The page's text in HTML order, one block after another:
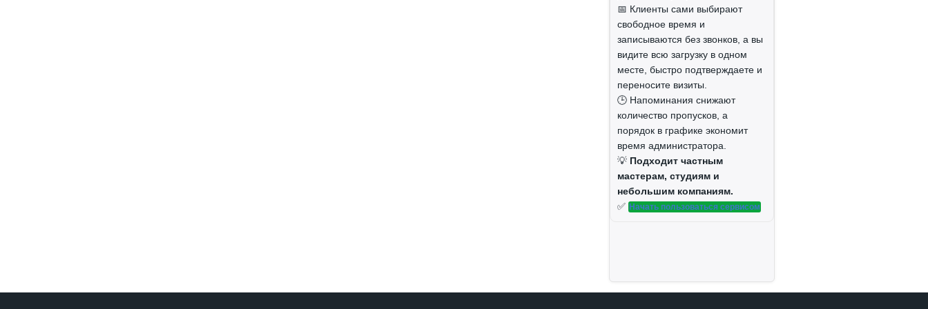
📅 Клиенты сами выбирают
свободное время и
записываются без звонков, а вы
видите всю загрузку в одном
месте, быстро подтверждаете и
переносите визиты.
🕒 Напоминания снижают
количество пропусков, а
порядок в графике экономит
время администратора.
💡 Подходит частным
мастерам, студиям и
небольшим компаниям.
✅ Начать пользоваться сервисом